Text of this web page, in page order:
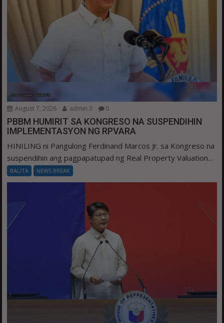
August 7, 2026 admin 3 0
PBBM HUMIRIT SA KONGRESO NA SUSPENDIHIN
IMPLEMENTASYON NG RPVARA
HINILING ni Pangulong Ferdinand Marcos Jr. sa Kongreso na
suspendihin ang pagpapatupad ng Real Property Valuation...
BALITA NEWS BREAK